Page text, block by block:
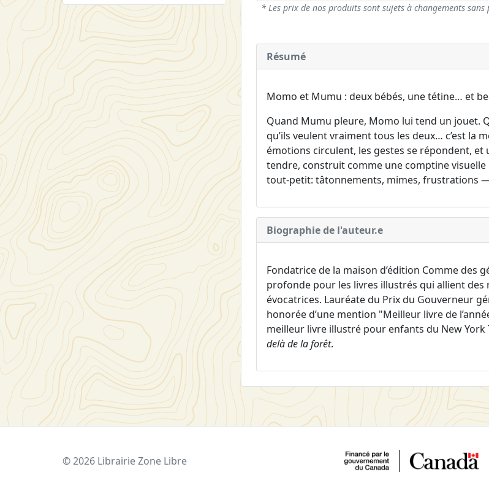
* Les prix de nos produits sont sujets à changements sans
Résumé
Momo et Mumu : deux bébés, une tétine… et
Quand Mumu pleure, Momo lui tend un jouet.
qu’ils veulent vraiment tous les deux… c’est la
émotions circulent, les gestes se répondent,
tendre, construit comme une comptine
tout-petit: tâtonnements, mimes, frustrations
Biographie de l'auteur.e
Fondatrice de la maison d’édition Comme des
profonde pour les livres illustrés qui allient
évocatrices. Lauréate du Prix du Gouverneur
honorée d’une mention "Meilleur livre de
meilleur livre illustré pour enfants du New
delà de la forêt.
© 2026 Librairie Zone Libre